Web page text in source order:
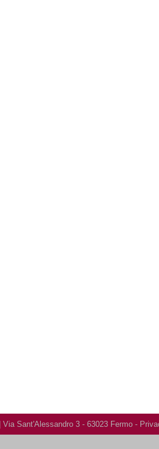
| Via Sant'Alessandro 3 - 63023 Fermo -